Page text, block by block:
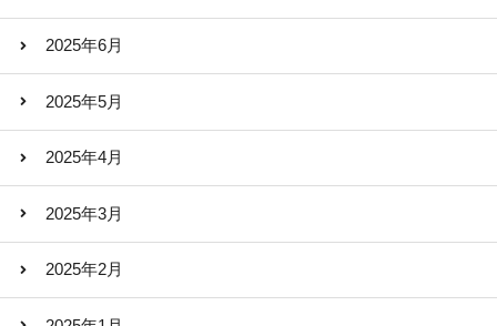
2025年6月
2025年5月
2025年4月
2025年3月
2025年2月